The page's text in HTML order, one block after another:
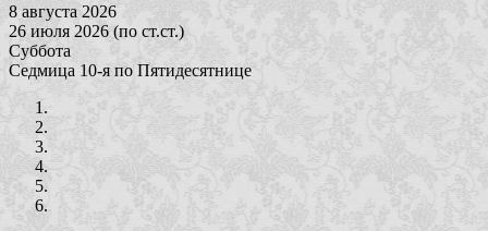
8 августа 2026
26 июля 2026 (по ст.ст.)
Суббота
Седмица 10-я по Пятидесятнице